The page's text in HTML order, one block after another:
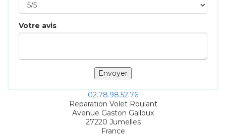
Votre avis
02.78.98.52.76
Reparation Volet Roulant
Avenue Gaston Galloux
27220 Jumelles
France